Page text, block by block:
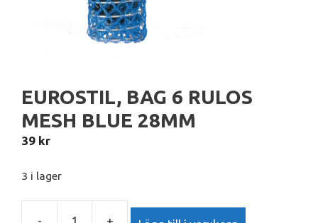
EUROSTIL, BAG 6 RULOS
MESH BLUE 28MM
39 kr
3 i lager